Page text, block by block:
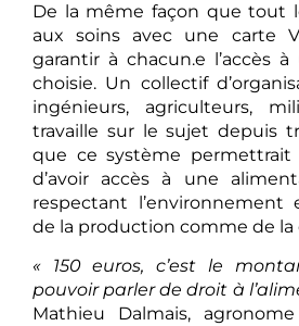
De la même façon que tout
aux soins avec une carte
garantir à chacun.e l’accès
choisie. Un collectif
ingénieurs, agriculteurs,
travaille sur le sujet depuis
que ce système
d’avoir accès à une
respectant l’environnement
de la production comme de
« 150 euros, c’est le
pouvoir parler de droit à
Mathieu Dalmais,